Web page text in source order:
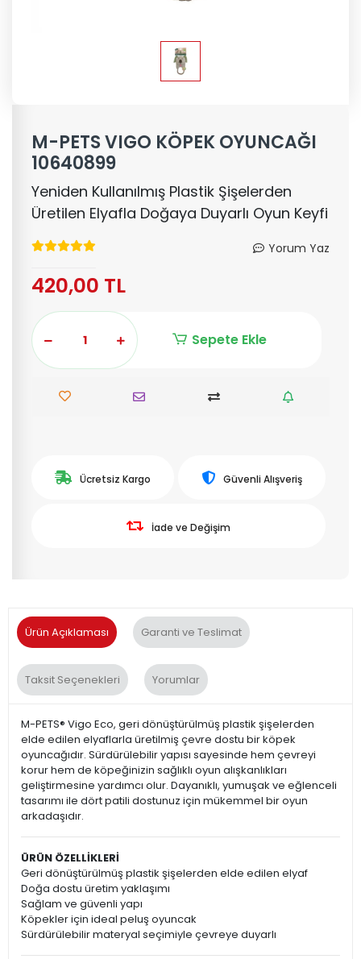
M-PETS VIGO KÖPEK OYUNCAĞI
10640899
Yeniden Kullanılmış Plastik Şişelerden
Üretilen Elyafla Doğaya Duyarlı Oyun Keyfi
Yorum Yaz
420,00 TL
Sepete Ekle
Ücretsiz Kargo Güvenli Alışveriş
İade ve Değişim
Ürün Açıklaması Garanti ve Teslimat
Taksit Seçenekleri Yorumlar
M-PETS® Vigo Eco, geri dönüştürülmüş plastik şişelerden
elde edilen elyaflarla üretilmiş çevre dostu bir köpek
oyuncağıdır. Sürdürülebilir yapısı sayesinde hem çevreyi
korur hem de köpeğinizin sağlıklı oyun alışkanlıkları
geliştirmesine yardımcı olur. Dayanıklı, yumuşak ve eğlenceli
tasarımı ile dört patili dostunuz için mükemmel bir oyun
arkadaşıdır.
ÜRÜN ÖZELLİKLERİ
Geri dönüştürülmüş plastik şişelerden elde edilen elyaf
Doğa dostu üretim yaklaşımı
Sağlam ve güvenli yapı
Köpekler için ideal peluş oyuncak
Sürdürülebilir materyal seçimiyle çevreye duyarlı